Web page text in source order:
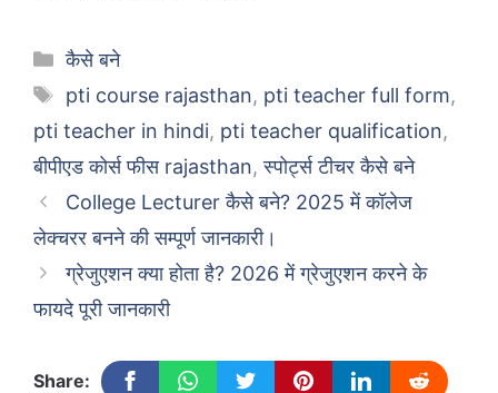
Categories
कैसे बने
Tags
pti course rajasthan, pti teacher full form,
pti teacher in hindi, pti teacher qualification,
बीपीएड कोर्स फीस rajasthan,स्पोर्ट्स टीचर कैसे बने
College Lecturer कैसे बने? 2025 में कॉलेज
लेक्चरर बनने की सम्पूर्ण जानकारी।
ग्रेजुएशन क्या होता है? 2026 में ग्रेजुएशन करने के
फायदे पूरी जानकारी
Share: